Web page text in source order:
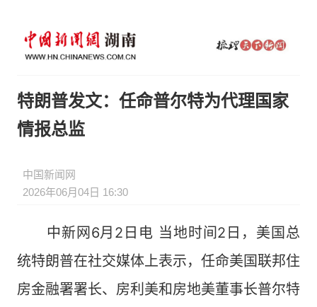
特朗普发文：任命普尔特为代理国家
情报总监
中国新闻网
2026年06月04日 16:30
中新网6月2日电 当地时间2日，美国总
统特朗普在社交媒体上表示，任命美国联邦住
房金融署署长、房利美和房地美董事长普尔特